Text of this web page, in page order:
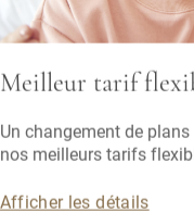
Meilleur tarif
Un changement de
nos meilleurs tarifs
Afficher les détails